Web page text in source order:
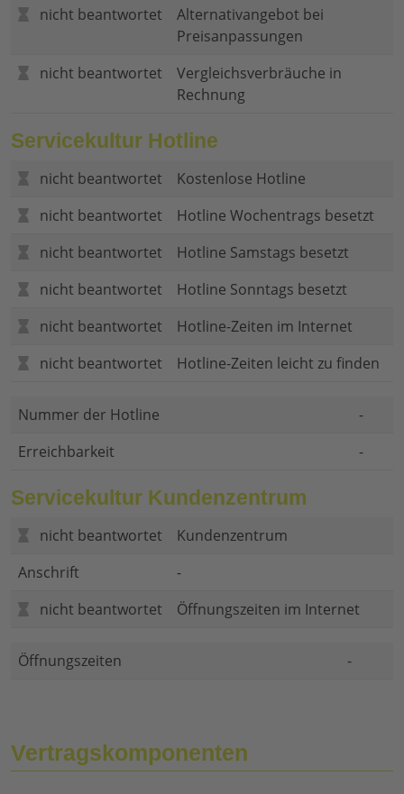
nicht beantwortet
Alternativangebot bei
Preisanpassungen
nicht beantwortet
Vergleichsverbräuche in
Rechnung
Servicekultur Hotline
nicht beantwortet
Kostenlose Hotline
nicht beantwortet
Hotline Wochentrags besetzt
nicht beantwortet
Hotline Samstags besetzt
nicht beantwortet
Hotline Sonntags besetzt
nicht beantwortet
Hotline-Zeiten im Internet
nicht beantwortet
Hotline-Zeiten leicht zu finden
Nummer der Hotline
-
Erreichbarkeit
-
Servicekultur Kundenzentrum
nicht beantwortet
Kundenzentrum
Anschrift
-
nicht beantwortet
Öffnungszeiten im Internet
Öffnungszeiten -
Vertragskomponenten